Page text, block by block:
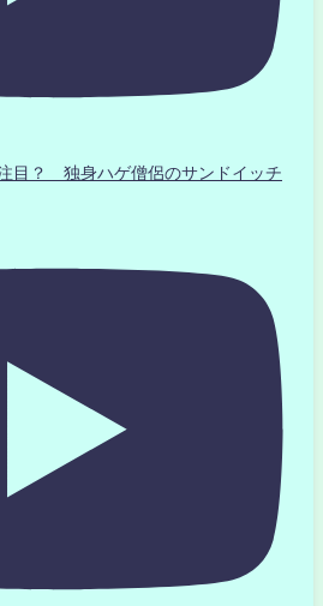
目？ 独身ハゲ僧侶のサンドイッチ